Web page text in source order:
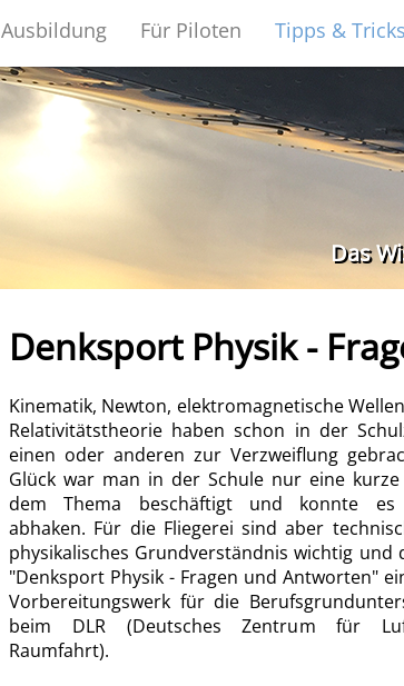
Ausbildung Für Piloten Tipps & Tricks
Das
Denksport Physik -
Kinematik, Newton, elektromagnetische
Relativitätstheorie haben schon in der
einen oder anderen zur Verzweiflung
Glück war man in der Schule nur eine
dem Thema beschäftigt und konnte es
abhaken. Für die Fliegerei sind aber
physikalisches Grundverständnis wichtig und
"Denksport Physik - Fragen und Antworten"
Vorbereitungswerk für die
beim DLR (Deutsches Zentrum für
Raumfahrt).